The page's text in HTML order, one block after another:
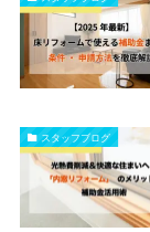
スタッフブログ